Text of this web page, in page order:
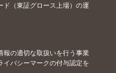
ド（東証グロース上場）の運
報の適切な取扱いを行う事業
イバシーマークの付与認定を